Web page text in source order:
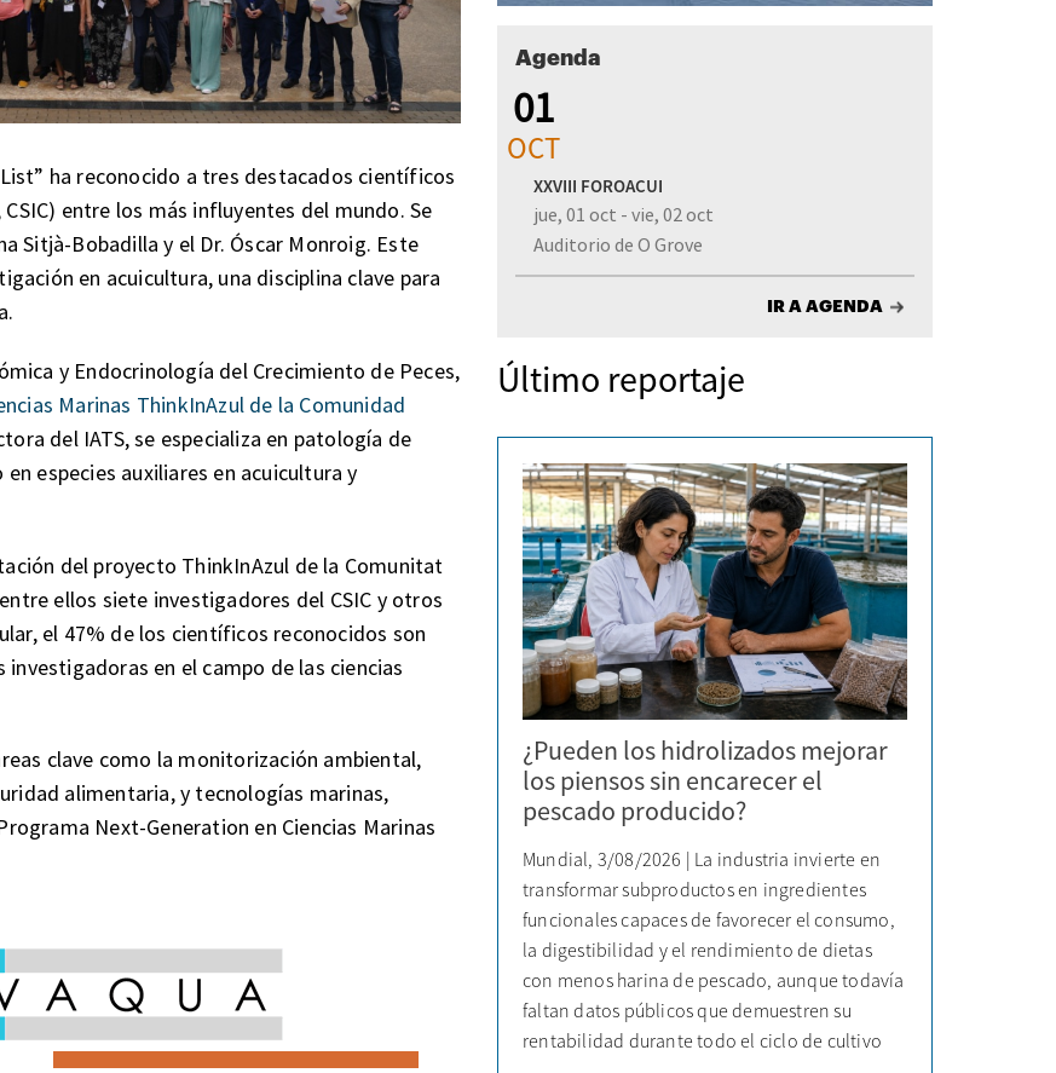
ha reconocido a tres destacados científicos
entre los más influyentes del mundo. Se
Sitjà-Bobadilla y el Dr. Óscar Monroig. Este
en acuicultura, una disciplina clave para
y Endocrinología del Crecimiento de Peces,
Marinas ThinkInAzul de la Comunidad
del IATS, se especializa en patología de
especies auxiliares en acuicultura y
del proyecto ThinkInAzul de la Comunitat
ellos siete investigadores del CSIC y otros
el 47% de los científicos reconocidos son
en el campo de las ciencias
clave como la monitorización ambiental,
alimentaria, y tecnologías marinas,
Next-Generation en Ciencias Marinas
Agenda
01
OCT
XXVIII FOROACUI
jue, 01 oct - vie, 02 oct
Auditorio de O Grove
IR A AGENDA
Último reportaje
¿Pueden los hidrolizados mejorar
los piensos sin encarecer el
pescado producido?
Mundial, 3/08/2026 | La industria invierte en
transformar subproductos en ingredientes
funcionales capaces de favorecer el consumo,
la digestibilidad y el rendimiento de dietas
con menos harina de pescado, aunque todavía
faltan datos públicos que demuestren su
rentabilidad durante todo el ciclo de cultivo